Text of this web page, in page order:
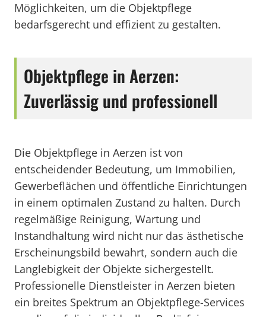
Möglichkeiten, um die Objektpflege
bedarfsgerecht und effizient zu gestalten.
Objektpflege in Aerzen:
Zuverlässig und professionell
Die Objektpflege in Aerzen ist von
entscheidender Bedeutung, um Immobilien,
Gewerbeflächen und öffentliche Einrichtungen
in einem optimalen Zustand zu halten. Durch
regelmäßige Reinigung, Wartung und
Instandhaltung wird nicht nur das ästhetische
Erscheinungsbild bewahrt, sondern auch die
Langlebigkeit der Objekte sichergestellt.
Professionelle Dienstleister in Aerzen bieten
ein breites Spektrum an Objektpflege-Services